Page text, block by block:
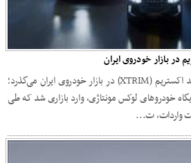
در بازار خودروی ایران
دو سال از آغاز فعالیت رسمی برند اکستریم (XTRIM) در بازار خودروی ایران می‌گذرد؛
خودروهای لوکس مونتاژی، وارد بازاری شد که طی
واردات، ت...